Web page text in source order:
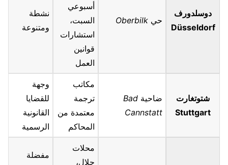
دوسلدورف
Düsseldorf
حيOberbilk
أسبوعي
السبت،
استشارات
قوانين
العمل
نشطة
ومتنوعة
شتوتغارت
Stuttgart
ضاحيةBad
Cannstatt
مكاتب
ترجمة
معتمدة من
المحاكم
وجهة
للقضايا
القانونية
الرسمية
محلات
حلال،
مفضلة